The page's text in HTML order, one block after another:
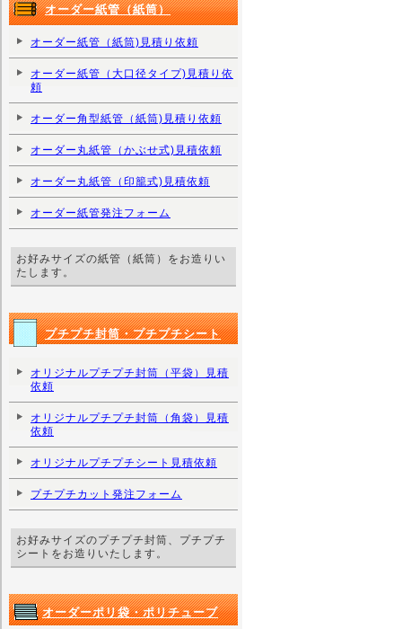
オーダー紙管（紙筒）
オーダー紙管（紙筒)見積り依頼
オーダー紙管（大口径タイプ)見積り依
頼
オーダー角型紙管（紙筒)見積り依頼
オーダー丸紙管（かぶせ式)見積依頼
オーダー丸紙管（印籠式)見積依頼
オーダー紙管発注フォーム
お好みサイズの紙管（紙筒）をお造りい
たします。
プチプチ封筒・プチプチシート
オリジナルプチプチ封筒（平袋）見積
依頼
オリジナルプチプチ封筒（角袋）見積
依頼
オリジナルプチプチシート見積依頼
プチプチカット発注フォーム
お好みサイズのプチプチ封筒、プチプチ
シートをお造りいたします。
オーダーポリ袋・ポリチューブ